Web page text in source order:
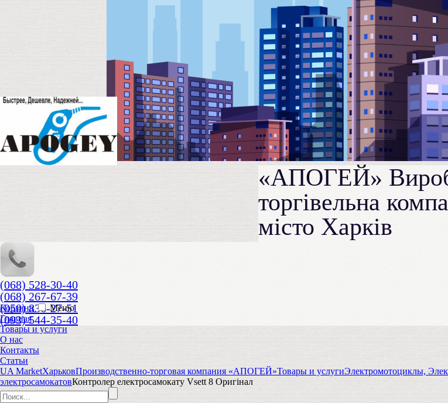
«АПОГЕЙ»
торгівельна
місто Харків
(068) 528-30-40
(068) 267-67-39
(050) 836-27-51
(093) 544-35-40
Корзина
Меню
Главная
Товары и услуги
О нас
Контакты
Статьи
UA MarketХарьковПроизводственно-торговая компания «АПОГЕЙ»Товары и услугиЭлектромотоциклы,
электросамокатовКонтролер електросамокату Vsett 8 Оригінал